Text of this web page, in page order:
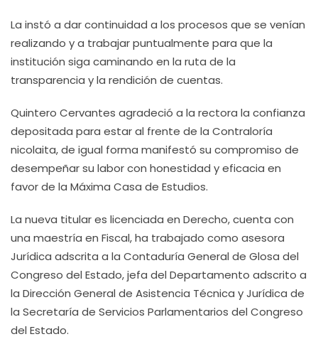
La instó a dar continuidad a los procesos que se venían
realizando y a trabajar puntualmente para que la
institución siga caminando en la ruta de la
transparencia y la rendición de cuentas.
Quintero Cervantes agradeció a la rectora la confianza
depositada para estar al frente de la Contraloría
nicolaita, de igual forma manifestó su compromiso de
desempeñar su labor con honestidad y eficacia en
favor de la Máxima Casa de Estudios.
La nueva titular es licenciada en Derecho, cuenta con
una maestría en Fiscal, ha trabajado como asesora
Jurídica adscrita a la Contaduría General de Glosa del
Congreso del Estado, jefa del Departamento adscrito a
la Dirección General de Asistencia Técnica y Jurídica de
la Secretaría de Servicios Parlamentarios del Congreso
del Estado.